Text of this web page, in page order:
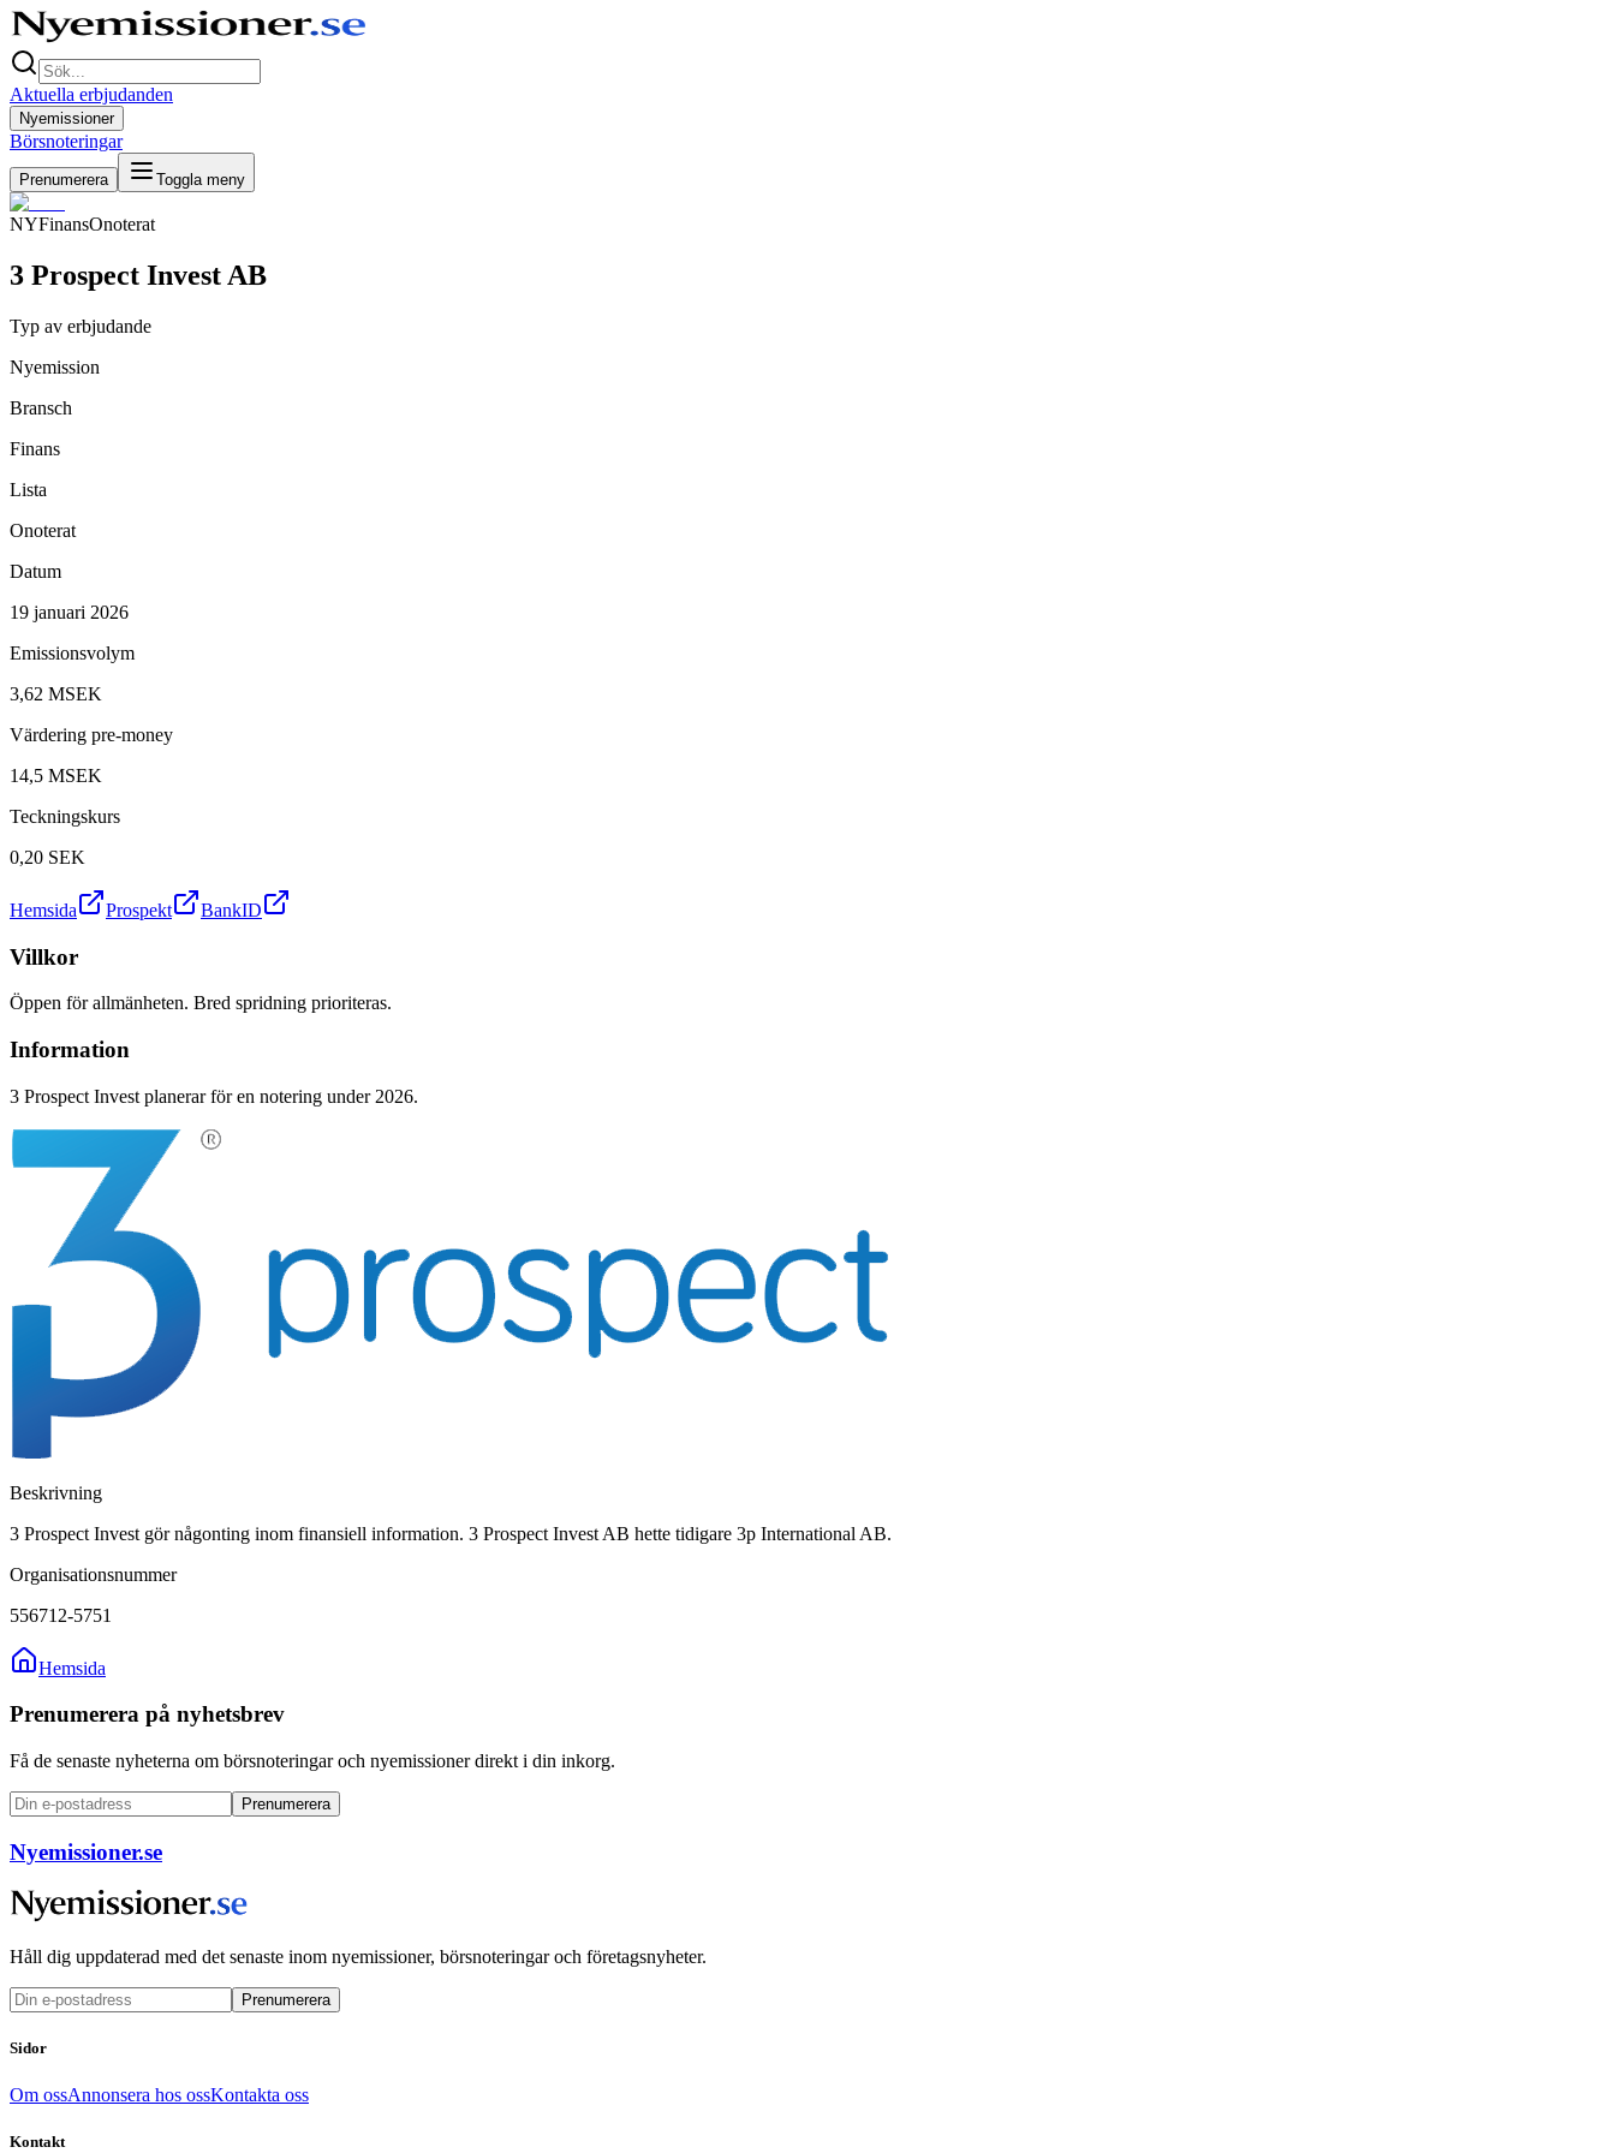
Aktuella erbjudanden
Nyemissioner
Börsnoteringar
Prenumerera Toggla meny
NYFinansOnoterat
3 Prospect Invest AB
Typ av erbjudande
Nyemission
Bransch
Finans
Lista
Onoterat
Datum
19 januari 2026
Emissionsvolym
3,62 MSEK
Värdering pre-money
14,5 MSEK
Teckningskurs
0,20 SEK
Hemsida Prospekt BankID
Villkor
Öppen för allmänheten. Bred spridning prioriteras.
Information
3 Prospect Invest planerar för en notering under 2026.
Beskrivning
3 Prospect Invest gör någonting inom finansiell information. 3 Prospect Invest AB hette tidigare 3p International AB.
Organisationsnummer
556712-5751
Hemsida
Prenumerera på nyhetsbrev
Få de senaste nyheterna om börsnoteringar och nyemissioner direkt i din inkorg.
Prenumerera
Nyemissioner.se
Håll dig uppdaterad med det senaste inom nyemissioner, börsnoteringar och företagsnyheter.
Prenumerera
Sidor
Om ossAnnonsera hos ossKontakta oss
Kontakt